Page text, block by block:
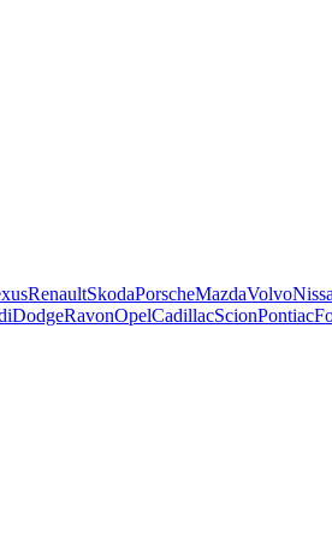
RenaultSkodaPorscheMazdaVolvo
DodgeRavonOpelCadillacScionPontiac